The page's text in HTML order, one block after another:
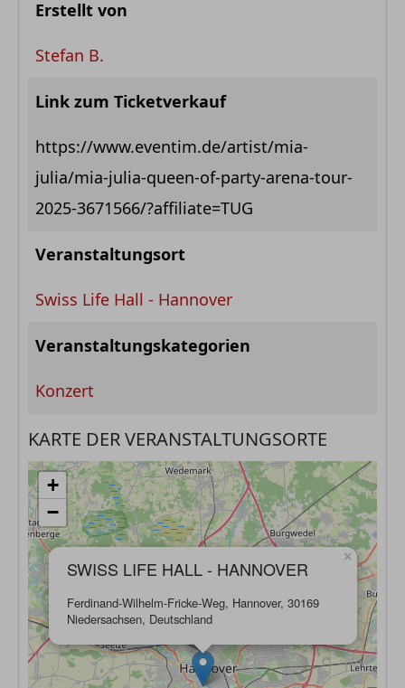
Erstellt von
Stefan B.
Link zum Ticketverkauf
https://www.eventim.de/artist/mia-
julia/mia-julia-queen-of-party-arena-tour-
2025-3671566/?affiliate=TUG
Veranstaltungsort
Swiss Life Hall - Hannover
Veranstaltungskategorien
Konzert
KARTE DER VERANSTALTUNGSORTE
SWISS LIFE HALL - HANNOVER
Ferdinand-Wilhelm-Fricke-Weg, Hannover, 30169
Niedersachsen, Deutschland
×
+
−